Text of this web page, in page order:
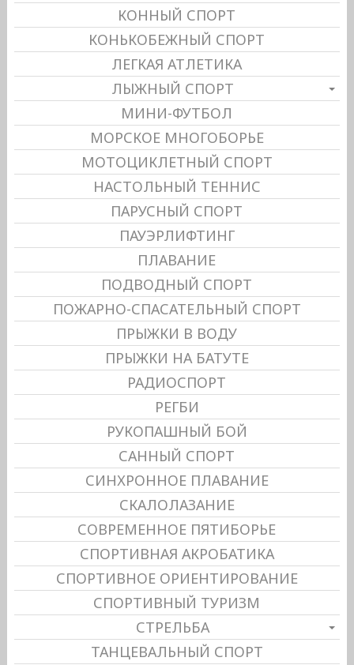
КОННЫЙ СПОРТ
КОНЬКОБЕЖНЫЙ СПОРТ
ЛЕГКАЯ АТЛЕТИКА
ЛЫЖНЫЙ СПОРТ
МИНИ-ФУТБОЛ
МОРСКОЕ МНОГОБОРЬЕ
МОТОЦИКЛЕТНЫЙ СПОРТ
НАСТОЛЬНЫЙ ТЕННИС
ПАРУСНЫЙ СПОРТ
ПАУЭРЛИФТИНГ
ПЛАВАНИЕ
ПОДВОДНЫЙ СПОРТ
ПОЖАРНО-СПАСАТЕЛЬНЫЙ СПОРТ
ПРЫЖКИ В ВОДУ
ПРЫЖКИ НА БАТУТЕ
РАДИОСПОРТ
РЕГБИ
РУКОПАШНЫЙ БОЙ
САННЫЙ СПОРТ
СИНХРОННОЕ ПЛАВАНИЕ
СКАЛОЛАЗАНИЕ
СОВРЕМЕННОЕ ПЯТИБОРЬЕ
СПОРТИВНАЯ АКРОБАТИКА
СПОРТИВНОЕ ОРИЕНТИРОВАНИЕ
СПОРТИВНЫЙ ТУРИЗМ
СТРЕЛЬБА
ТАНЦЕВАЛЬНЫЙ СПОРТ